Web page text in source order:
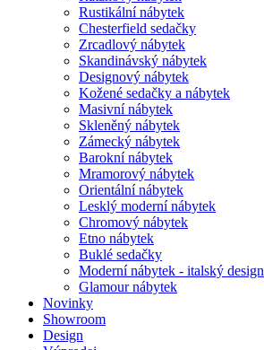
Rustikální nábytek
Chesterfield sedačky
Zrcadlový nábytek
Skandinávský nábytek
Designový nábytek
Kožené sedačky a nábytek
Masivní nábytek
Skleněný nábytek
Zámecký nábytek
Barokní nábytek
Mramorový nábytek
Orientální nábytek
Lesklý moderní nábytek
Chromový nábytek
Etno nábytek
Buklé sedačky
Moderní nábytek - italský design
Glamour nábytek
Novinky
Showroom
Design